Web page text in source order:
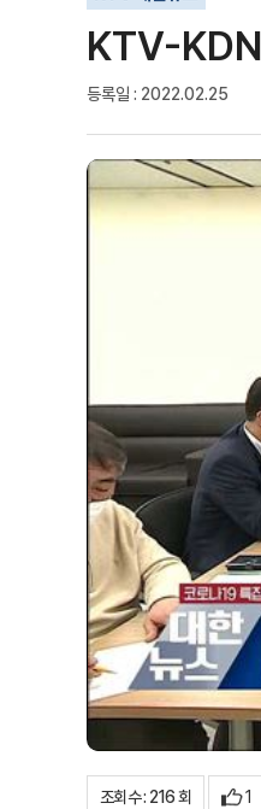
KTV-
등록일 : 2022.02.25
조회수 : 216 회 1